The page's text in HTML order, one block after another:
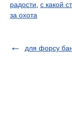
радости с какой
за охота
для форсу